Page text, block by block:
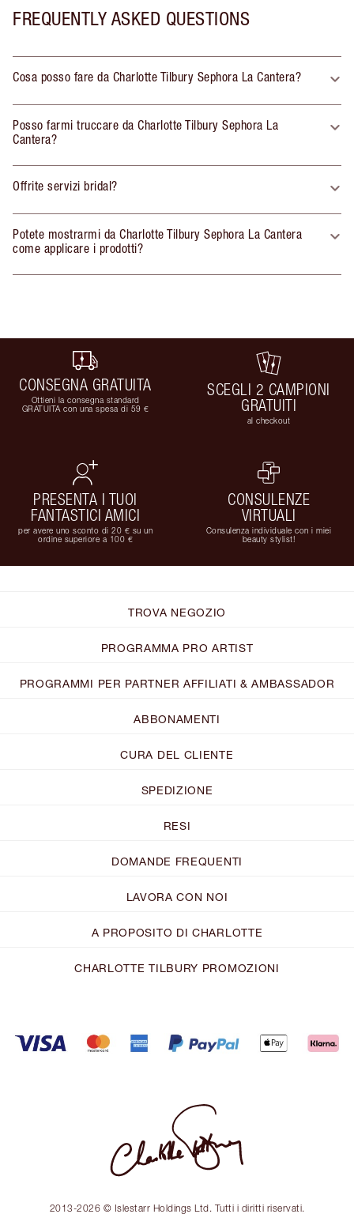
FREQUENTLY ASKED QUESTIONS
Cosa posso fare da Charlotte Tilbury Sephora La Cantera?
Posso farmi truccare da Charlotte Tilbury Sephora La
Cantera?
Offrite servizi bridal?
Potete mostrarmi da Charlotte Tilbury Sephora La Cantera
come applicare i prodotti?
CONSEGNA GRATUITA
Ottieni la consegna standard
GRATUITA con una spesa di 59 €
SCEGLI 2 CAMPIONI
GRATUITI
al checkout
PRESENTA I TUOI
FANTASTICI AMICI
per avere uno sconto di 20 € su un
ordine superiore a 100 €
CONSULENZE
VIRTUALI
Consulenza individuale con i miei
beauty stylist!
TROVA NEGOZIO
PROGRAMMA PRO ARTIST
PROGRAMMI PER PARTNER AFFILIATI & AMBASSADOR
ABBONAMENTI
CURA DEL CLIENTE
SPEDIZIONE
RESI
DOMANDE FREQUENTI
LAVORA CON NOI
A PROPOSITO DI CHARLOTTE
CHARLOTTE TILBURY PROMOZIONI
2013-2026 © Islestarr Holdings Ltd. Tutti i diritti riservati.